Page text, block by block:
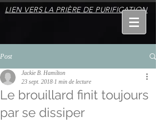
LIEN VERS LA PRIÈRE DE PURIFICATION
Post
Le brouillard finit toujours
par se dissiper
Jackie B. Hamilton
23 sept. 2018 1 min de lecture